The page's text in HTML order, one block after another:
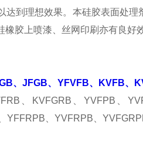
达到理想效果。本硅胶表面处
胶上喷漆、丝网印刷亦有良好
、JFGB、YFVFB、KVFB、
、KVFGRB、YVFPB、
、YVFRPB、